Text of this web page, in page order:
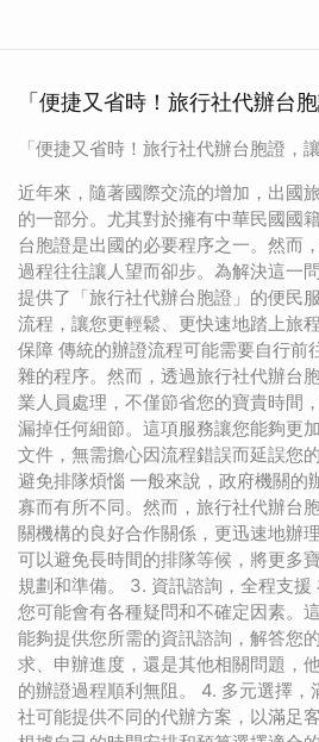
「便捷又省時！旅行社代辦台
「便捷又省時！旅行社代辦台胞證，
近年來，隨著國際交流的增加，出國
的一部分。尤其對於擁有中華民國國
台胞證是出國的必要程序之一。然而
過程往往讓人望而卻步。為解決這一
提供了「旅行社代辦台胞證」的便民
流程，讓您更輕鬆、更快速地踏上旅
保障 傳統的辦證流程可能需要自行前
雜的程序。然而，透過旅行社代辦台
業人員處理，不僅節省您的寶貴時間
漏掉任何細節。這項服務讓您能夠更
文件，無需擔心因流程錯誤而延誤您
避免排隊煩惱 一般來說，政府機關的
寡而有所不同。然而，旅行社代辦台
關機構的良好合作關係，更迅速地辦
可以避免長時間的排隊等候，將更多
規劃和準備。 3. 資訊諮詢，全程支援
您可能會有各種疑問和不確定因素。
能夠提供您所需的資訊諮詢，解答您
求、申辦進度，還是其他相關問題，
的辦證過程順利無阻。 4. 多元選擇
社可能提供不同的代辦方案，以滿足